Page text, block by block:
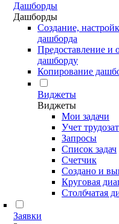
Дашборды
Дашборды
Создание,
дашборда
Предоставление и
дашборду
Копирование
Виджеты
Виджеты
Мои задачи
Учет
Запросы
Список задач
Счетчик
Создано и
Круговая
Столбчатая
Заявки